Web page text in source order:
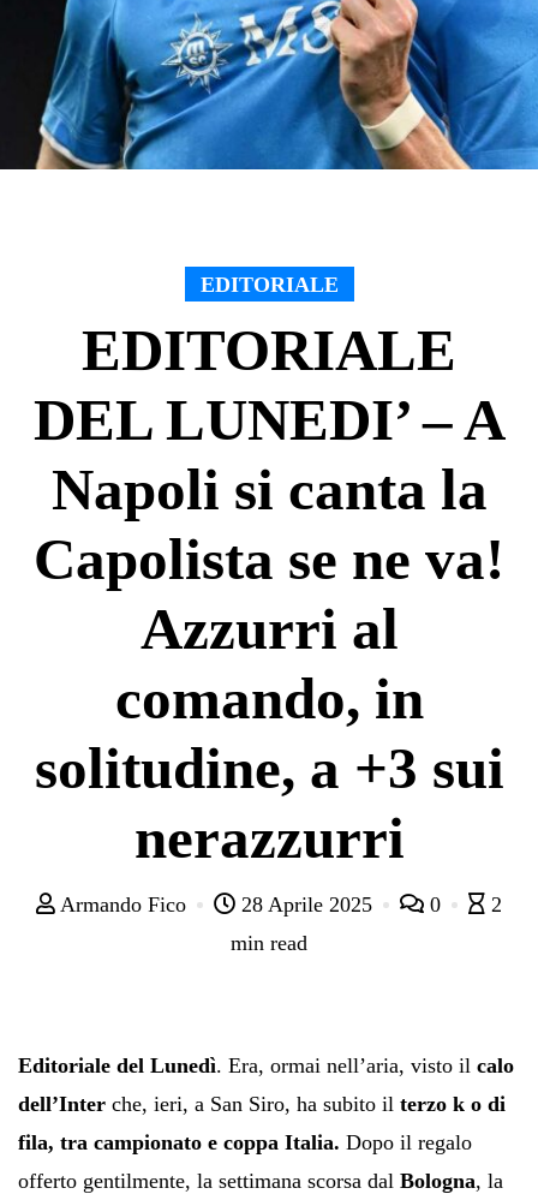
EDITORIALE
EDITORIALE
DEL LUNEDI’ – A
Napoli si canta la
Capolista se ne va!
Azzurri al
comando, in
solitudine, a +3 sui
nerazzurri
Armando Fico 28 Aprile 2025 0
2
min read
Editoriale del Lunedì. Era, ormai nell’aria, visto il calo
dell’Inter che, ieri, a San Siro, ha subito il terzo k o di
fila, tra campionato e coppa Italia. Dopo il regalo
offerto gentilmente, la settimana scorsa dal Bologna, la